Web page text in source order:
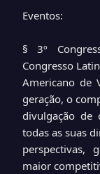
Eventos:
§ 3º
Congresso
Americano de
geração, o
divulgação de
todas as suas
perspectivas,
maior